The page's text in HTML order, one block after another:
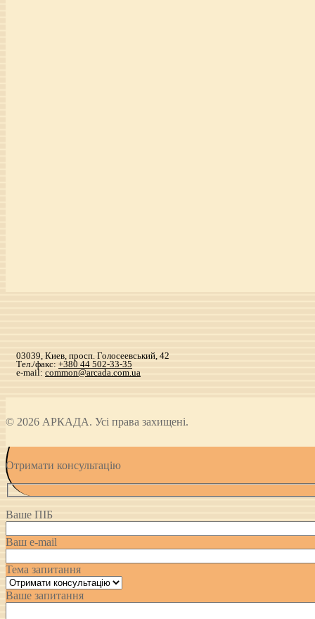
03039, Киев, просп. Голосеевський, 42
Тел./факс: +380 44 502-33-35
e-mail: common@arcada.com.ua
© 2026 АРКАДА. Усі права захищені.
Отримати консультацію
Ваше ПІБ
Ваш e-mail
Тема запитання
Ваше запитання